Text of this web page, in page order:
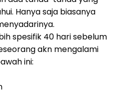
Hanya saja biasanya
spesifik 40 hari sebelum
akn mengalami
ini: